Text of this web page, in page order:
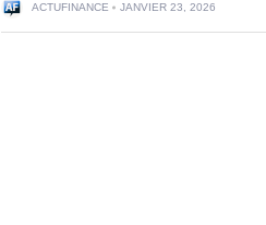
ACTUFINANCE JANVIER 23, 2026